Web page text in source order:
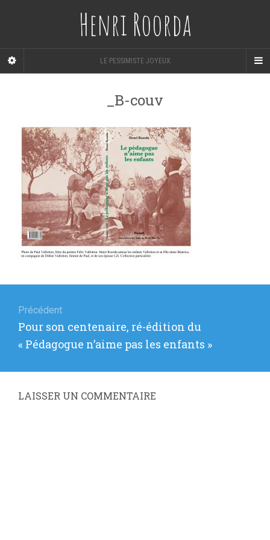
Henri Roorda
LE PESSIMISTE JOYEUX
_B-couv
de
l’article
Précédent
Article
précédent
Pour son centenaire, ré-édition du
« Pédagogue n’aime pas les enfants »
LAISSER UN COMMENTAIRE